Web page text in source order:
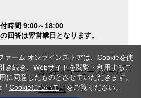
時間 9:00～18:00
回答は翌営業日となります。
カルディコーヒーファーム
企業情報
ァーム オンラインストアは、Cookieを使
き続き、Webサイトを閲覧・利用するこ
に同意したものとさせていただきます。
Cookieについて」をご覧ください。